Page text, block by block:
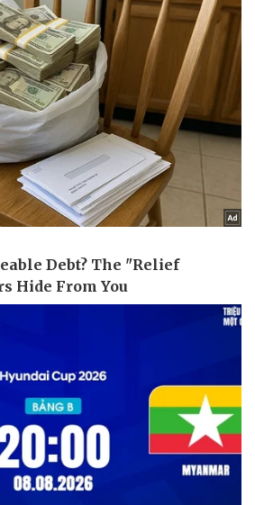
Công nghệ
Trải nghiệm
Chuyển đổi số